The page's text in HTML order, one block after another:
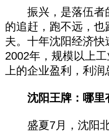
振兴，是落伍者
的追赶，跑不远，
夫。十年沈阳经济
2002年，规模以上
上的企业盈利，利
沈阳王牌：哪里
盛夏7月，沈阳北